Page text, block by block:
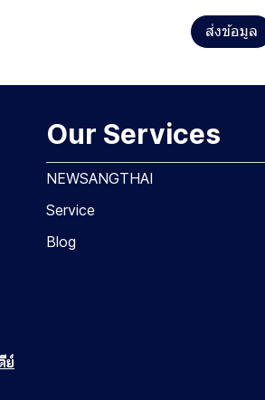
ส่งข้อมูล
ย์
Our Services
NEWSANGTHAI
Service
Blog